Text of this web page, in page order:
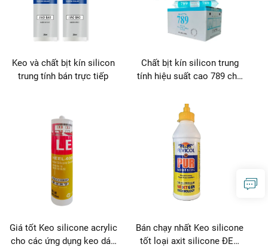
Keo và chất bịt kín silicon
trung tính bán trực tiếp
Chất bịt kín silicon trung
tính hiệu suất cao 789 cho
Giá tốt Keo silicone acrylic
cho các ứng dụng keo dán
Bán chạy nhất Keo silicone
tốt loại axit silicone ĐEN